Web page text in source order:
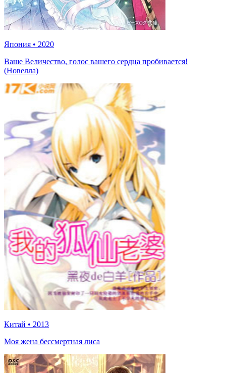
Япония • 2020
Ваше Величество, голос вашего сердца пробивается!
(Новелла)
Китай • 2013
Моя жена бессмертная лиса